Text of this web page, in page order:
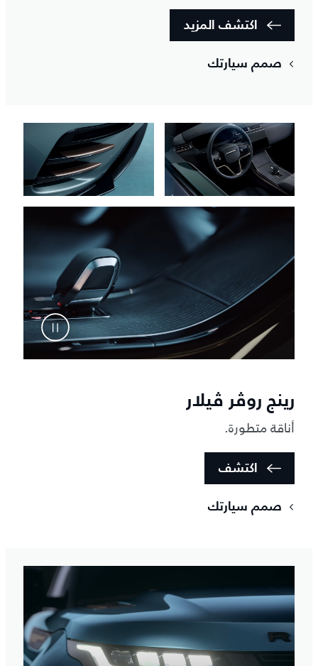
اكتشف المزيد
صمم سيارتك
رينج روڤر ڤيلار
أناقة متطورة.
اكتشف
صمم سيارتك